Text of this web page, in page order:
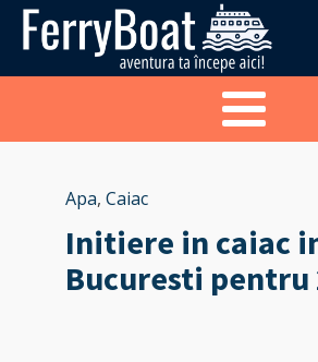
Apa, Caiac
Initiere in caiac
Bucuresti pentru